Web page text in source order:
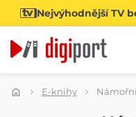
Nejvýhodnější TV
Kategorie
E-knihy